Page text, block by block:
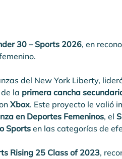
30 – Sports 2026, en
del New York Liberty,
la primera cancha
Xbox. Este proyecto le valió
en Deportes Femeninos, el
Sports en las categorías de
Rising 25 Class of 2023,